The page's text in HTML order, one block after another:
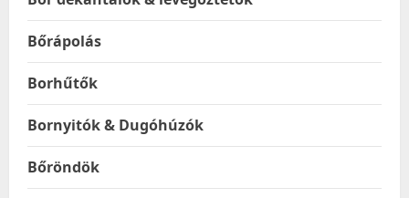
Bőrápolás
Borhűtők
Bornyitók & Dugóhúzók
Bőröndök